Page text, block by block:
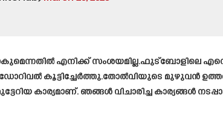
എനിക്ക് സംശയമില്ല.ഫുട്ബോളിലെ
കൂട്ടിച്ചേർത്തു.തോൽവിയുടെ മുഴുവൻ
കാര്യമാണ്. ഞങ്ങൾ വിചാരിച്ച കാര്യങ്ങൾ